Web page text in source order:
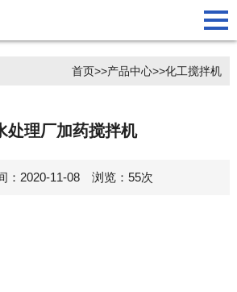
首页>>产品中心>>化工搅拌机
处理厂加药搅拌机
：2020-11-08 浏览：55次